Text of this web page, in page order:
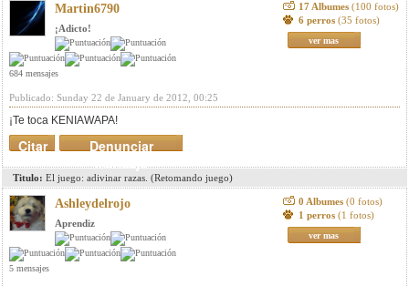
Martin6790
¡Adicto!
684 mensajes
17 Albumes (100 fotos)
6 perros (35 fotos)
ver mas
Publicado: Sunday 22 de January de 2012, 00:25
¡Te toca KENIAWAPA!
Denunciar
mensaje
Citar
Titulo: El juego: adivinar razas. (Retomando juego)
Ashleydelrojo
Aprendiz
5 mensajes
0 Albumes (0 fotos)
1 perros (1 fotos)
ver mas